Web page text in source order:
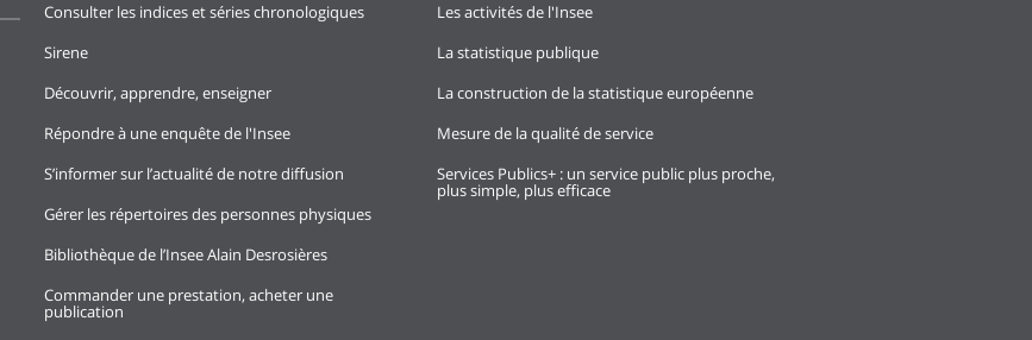
Consulter les indices et séries chronologiques
Sirene
Découvrir, apprendre, enseigner
Répondre à une enquête de l'Insee
S’informer sur l’actualité de notre diffusion
Gérer les répertoires des personnes physiques
Bibliothèque de l’Insee Alain Desrosières
Commander une prestation, acheter une
publication
Les activités de l'Insee
La statistique publique
La construction de la statistique européenne
Mesure de la qualité de service
Services Publics+ : un service public plus proche,
plus simple, plus efficace